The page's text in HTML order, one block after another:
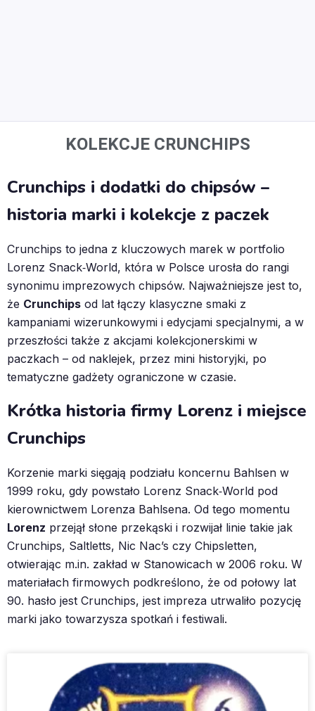
KOLEKCJE CRUNCHIPS
Crunchips i dodatki do chipsów –
historia marki i kolekcje z paczek
Crunchips to jedna z kluczowych marek w portfolio
Lorenz Snack‑World, która w Polsce urosła do rangi
synonimu imprezowych chipsów. Najważniejsze jest to,
że Crunchips od lat łączy klasyczne smaki z
kampaniami wizerunkowymi i edycjami specjalnymi, a w
przeszłości także z akcjami kolekcjonerskimi w
paczkach – od naklejek, przez mini historyjki, po
tematyczne gadżety ograniczone w czasie.
Krótka historia firmy Lorenz i miejsce
Crunchips
Korzenie marki sięgają podziału koncernu Bahlsen w
1999 roku, gdy powstało Lorenz Snack‑World pod
kierownictwem Lorenza Bahlsena. Od tego momentu
Lorenz przejął słone przekąski i rozwijał linie takie jak
Crunchips, Saltletts, Nic Nac’s czy Chipsletten,
otwierając m.in. zakład w Stanowicach w 2006 roku. W
materiałach firmowych podkreślono, że od połowy lat
90. hasło jest Crunchips, jest impreza utrwaliło pozycję
marki jako towarzysza spotkań i festiwali.